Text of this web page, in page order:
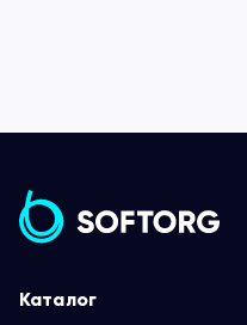
Каталог